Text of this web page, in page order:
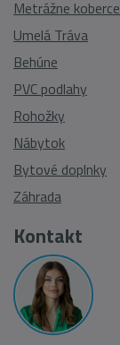
Metrážne koberce
Umelá Tráva
Behúne
PVC podlahy
Rohožky
Nábytok
Bytové doplnky
Záhrada
Kontakt